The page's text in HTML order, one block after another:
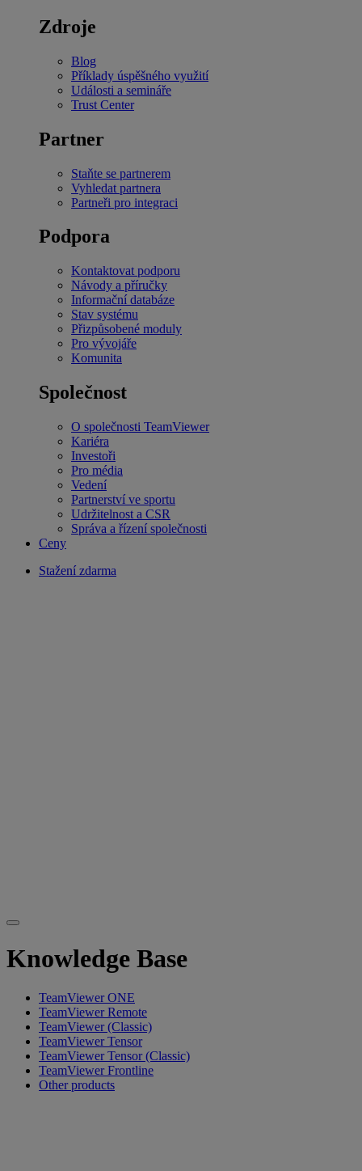
Zdroje
Blog
Příklady úspěšného využití
Události a semináře
Trust Center
Partner
Staňte se partnerem
Vyhledat partnera
Partneři pro integraci
Podpora
Kontaktovat podporu
Návody a příručky
Informační databáze
Stav systému
Přizpůsobené moduly
Pro vývojáře
Komunita
Společnost
O společnosti TeamViewer
Kariéra
Investoři
Pro média
Vedení
Partnerství ve sportu
Udržitelnost a CSR
Správa a řízení společnosti
Ceny
Stažení zdarma
Knowledge Base
TeamViewer ONE
TeamViewer Remote
TeamViewer (Classic)
TeamViewer Tensor
TeamViewer Tensor (Classic)
TeamViewer Frontline
Other products